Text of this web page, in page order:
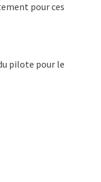
pour ces
pilote pour le